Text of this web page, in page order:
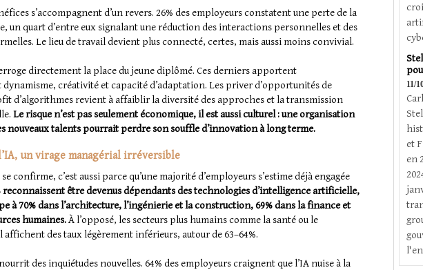
s’accompagnent d’un revers. 26% des employeurs constatent une perte de la
un quart d’entre eux signalant une réduction des interactions personnelles et des
Le lieu de travail devient plus connecté, certes, mais aussi moins convivial.
directement la place du jeune diplômé. Ces derniers apportent
créativité et capacité d’adaptation. Les priver d’opportunités de
d’algorithmes revient à affaiblir la diversité des approches et la transmission
Le risque n’est pas seulement économique, il est aussi culturel : une organisation
nouveaux talents pourrait perdre son souffle d’innovation à long terme.
un virage managérial irréversible
confirme, c’est aussi parce qu’une majorité d’employeurs s’estime déjà engagée
reconnaissent être devenus dépendants des technologies d’intelligence artificielle,
à 70% dans l’architecture, l’ingénierie et la construction, 69% dans la finance et
humaines.À l’opposé, les secteurs plus humains comme la santé ou le
affichent des taux légèrement inférieurs, autour de 63–64%.
des inquiétudes nouvelles. 64% des employeurs craignent que l’IA nuise à la
11/
et
en